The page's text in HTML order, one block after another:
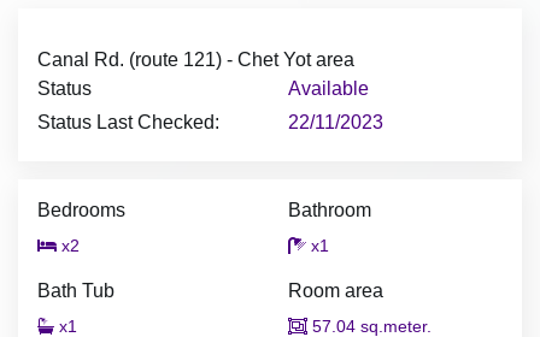
Canal Rd. (route 121) - Chet Yot area
Status
Available
Status Last Checked:
22/11/2023
Bedrooms
x2
Bathroom
x1
Bath Tub
x1
Room area
57.04 sq.meter.